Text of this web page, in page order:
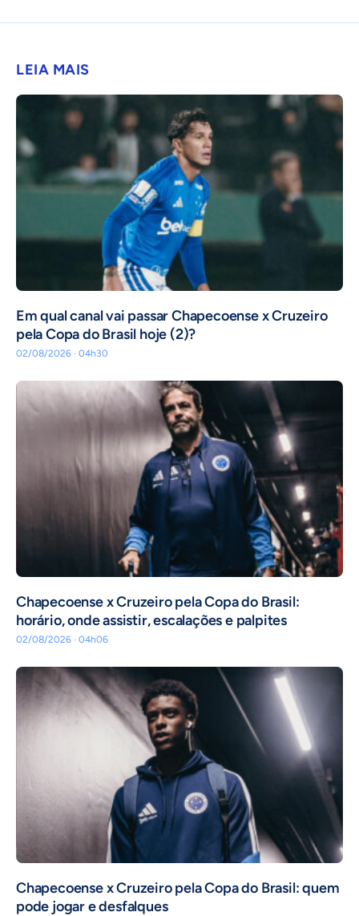
LEIA MAIS
Em qual canal vai passar Chapecoense x Cruzeiro
pela Copa do Brasil hoje (2)?
02/08/2026 · 04h30
Chapecoense x Cruzeiro pela Copa do Brasil:
horário, onde assistir, escalações e palpites
02/08/2026 · 04h06
Chapecoense x Cruzeiro pela Copa do Brasil: quem
pode jogar e desfalques